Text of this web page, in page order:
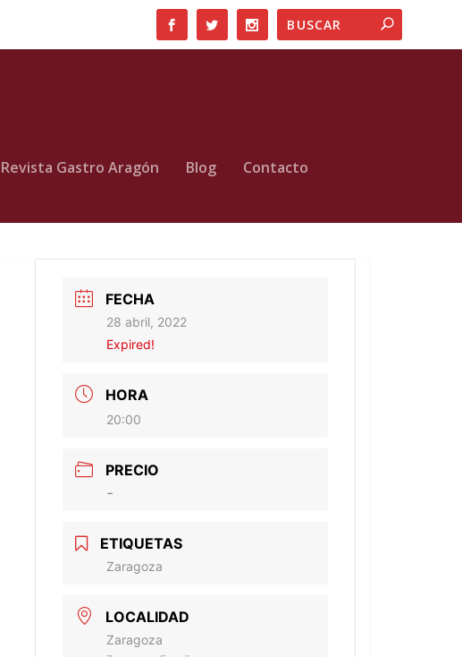
Revista Gastro Aragón Blog Contacto
FECHA
28 abril, 2022
Expired!
HORA
20:00
PRECIO
-
ETIQUETAS
Zaragoza
LOCALIDAD
Zaragoza